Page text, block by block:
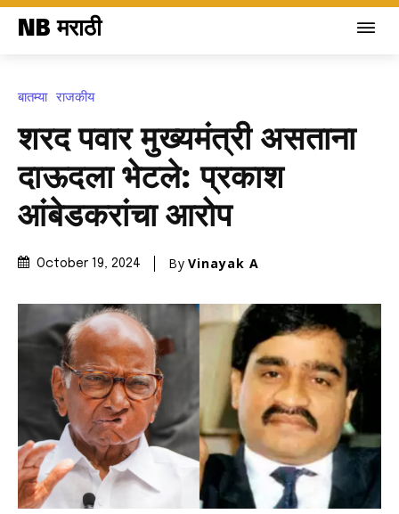
NB मराठी
बातम्या राजकीय
शरद पवार मुख्यमंत्री असताना
दाऊदला भेटले: प्रकाश
आंबेडकरांचा आरोप
October 19, 2024 By Vinayak A